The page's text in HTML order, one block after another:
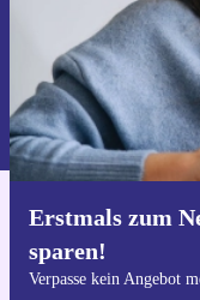
Erstmals zum
sparen!
Verpasse kein Angebot
Informationen über die
du in unserer